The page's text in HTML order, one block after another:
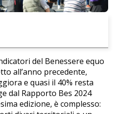
del Benessere equo
all’anno precedente,
e quasi il 40% resta
dal Rapporto Bes 2024
edizione, è complesso: